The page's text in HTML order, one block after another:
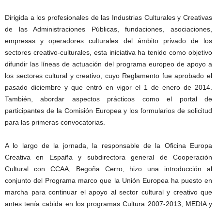
Dirigida a los profesionales de las Industrias Culturales y Creativas
de las Administraciones Públicas, fundaciones, asociaciones,
empresas y operadores culturales del ámbito privado de los
sectores creativo-culturales, esta iniciativa ha tenido como objetivo
difundir las líneas de actuación del programa europeo de apoyo a
los sectores cultural y creativo, cuyo Reglamento fue aprobado el
pasado diciembre y que entró en vigor el 1 de enero de 2014.
También, abordar aspectos prácticos como el portal de
participantes de la Comisión Europea y los formularios de solicitud
para las primeras convocatorias.
A lo largo de la jornada, la responsable de la Oficina Europa
Creativa en España y subdirectora general de Cooperación
Cultural con CCAA, Begoña Cerro, hizo una introducción al
conjunto del Programa marco que la Unión Europea ha puesto en
marcha para continuar el apoyo al sector cultural y creativo que
antes tenía cabida en los programas Cultura 2007-2013, MEDIA y